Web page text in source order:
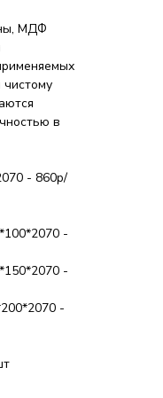
МДФ
чистому
в
- 860р/
-
-
-